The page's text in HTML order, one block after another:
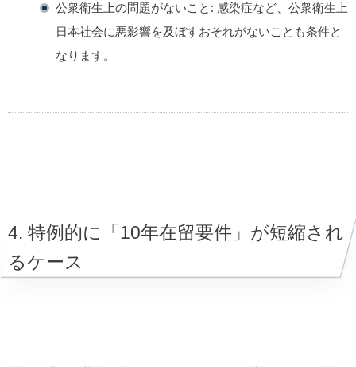
公衆衛生上の問題がないこと : 感染症など、公衆衛生上
日本社会に悪影響を及ぼすおそれがないことも条件と
なります。
4. 特例的に「10年在留要件」が短縮され
るケース